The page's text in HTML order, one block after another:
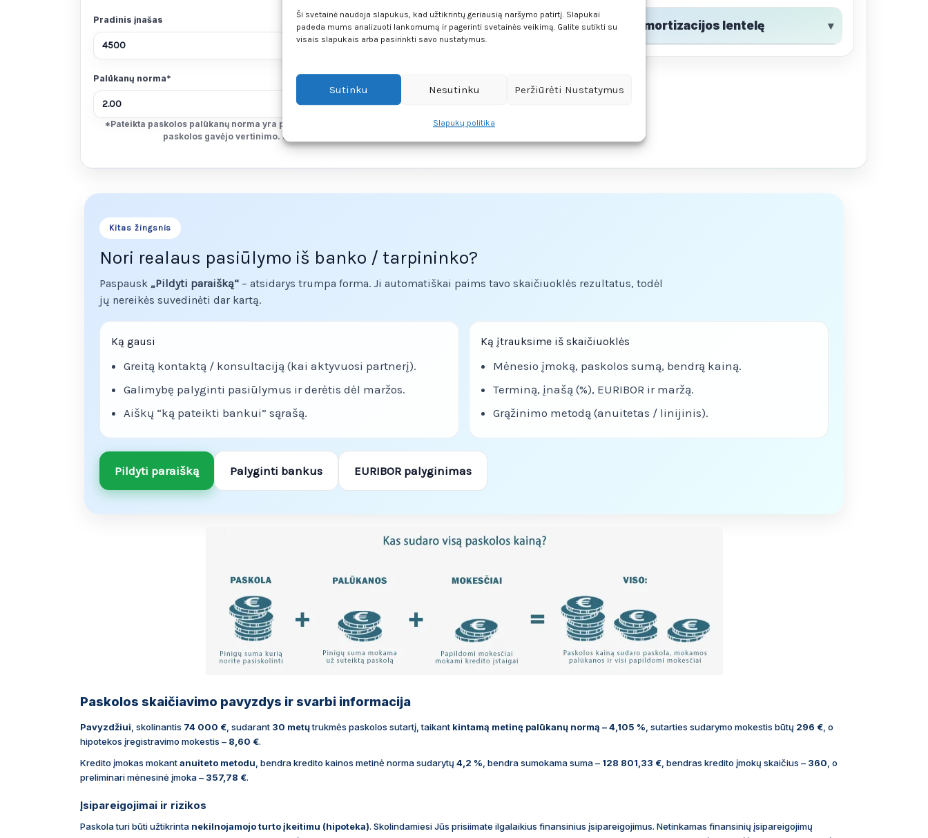
Ši svetainė naudoja slapukus, kad užtikrintų geriausią naršymo patirtį. Slapukai
padeda mums analizuoti lankomumą ir pagerinti svetainės veikimą. Galite sutikti su
visais slapukais arba pasirinkti savo nustatymus.
Sutinku Nesutinku Peržiūrėti Nustatymus
Slapukų politika
Pradinis įnašas
€
Palūkanų norma*
%
6 MĖN. EURIBOR
*Pateikta paskolos palūkanų norma yra preliminari. Ji gali svyruoti priklausomai nuo perkamo turto ir
paskolos gavėjo vertinimo. Skaičiuoklėje pateiktas rezultatas yra apytikslis.
Rodyti amortizacijos lentelę
Kitas žingsnis
Nori realaus pasiūlymo iš banko / tarpininko?
Paspausk „Pildyti paraišką“ – atsidarys trumpa forma. Ji automatiškai paims tavo skaičiuoklės rezultatus, todėl
jų nereikės suvedinėti dar kartą.
Ką gausi
Greitą kontaktą / konsultaciją (kai aktyvuosi partnerį).
Galimybę palyginti pasiūlymus ir derėtis dėl maržos.
Aiškų “ką pateikti bankui” sąrašą.
Ką įtrauksime iš skaičiuoklės
Mėnesio įmoką, paskolos sumą, bendrą kainą.
Terminą, įnašą (%), EURIBOR ir maržą.
Grąžinimo metodą (anuitetas / linijinis).
Pildyti paraišką Palyginti bankus EURIBOR palyginimas
Paskolos skaičiavimo pavyzdys ir svarbi informacija
Pavyzdžiui , skolinantis 74 000 € , sudarant 30 metųtrukmės paskolos sutartį, taikant kintamą metinę palūkanų normą – 4,105 % , sutarties sudarymo mokestis būtų 296 € , o
hipotekos įregistravimo mokestis – 8,60 €.
Kredito įmokas mokantanuiteto metodu , bendra kredito kainos metinė norma sudarytų 4,2 % , bendra sumokama suma – 128 801,33 € , bendras kredito įmokų skaičius – 360 , o
preliminari mėnesinė įmoka – 357,78 €.
Įsipareigojimai ir rizikos
Paskola turi būti užtikrinta nekilnojamojo turto įkeitimu (hipoteka). Skolindamiesi Jūs prisiimate ilgalaikius finansinius įsipareigojimus. Netinkamas finansinių įsipareigojimų